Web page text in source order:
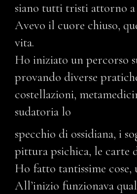
siano tutti tristi attorno a
Avevo il cuore chiuso,
vita.
Ho iniziato un percorso
provando diverse
costellazioni,
sudatoria lo
specchio di ossidiana, i
pittura psichica, le carte
Ho fatto tantissime cose,
All’inizio funzionava